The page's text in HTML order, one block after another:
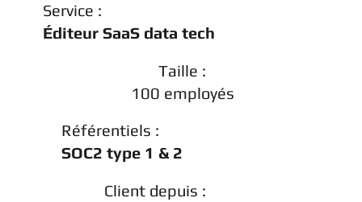
Service :
Éditeur SaaS data tech
Taille :
100 employés
Référentiels :
SOC2 type 1 & 2
Client depuis :